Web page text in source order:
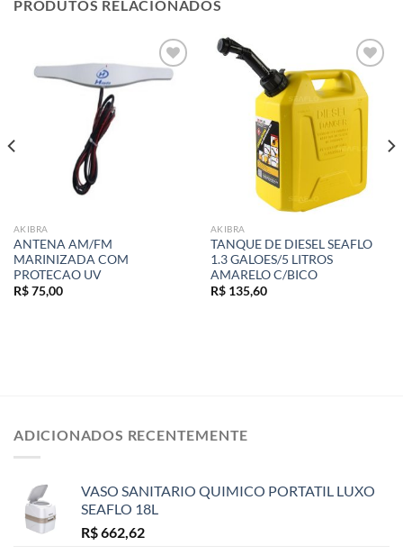
PRODUTOS RELACIONADOS
Add to
AKIBRA
ANTENA AM/FM
MARINIZADA COM
PROTECAO UV
R$75,00
Add to
wishlist
AKIBRA
TANQUE DE DIESEL SEAFLO
1.3 GALOES/5 LITROS
AMARELO C/BICO
R$135,60
ADICIONADOS RECENTEMENTE
VASO SANITARIO QUIMICO PORTATIL LUXO
SEAFLO 18L
R$662,62